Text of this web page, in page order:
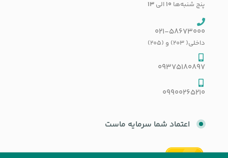
پنج شنبه‌ها ۱۰ الی ۱۳
021-58673000
داخلی( 203) و (205)
09375180897
09900265210
اعتماد شما سرمایه ماست